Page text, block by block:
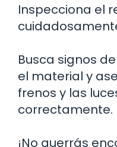
Inspecciona el
Busca signos
el material y
frenos y las
correctamente.
¡No querrás